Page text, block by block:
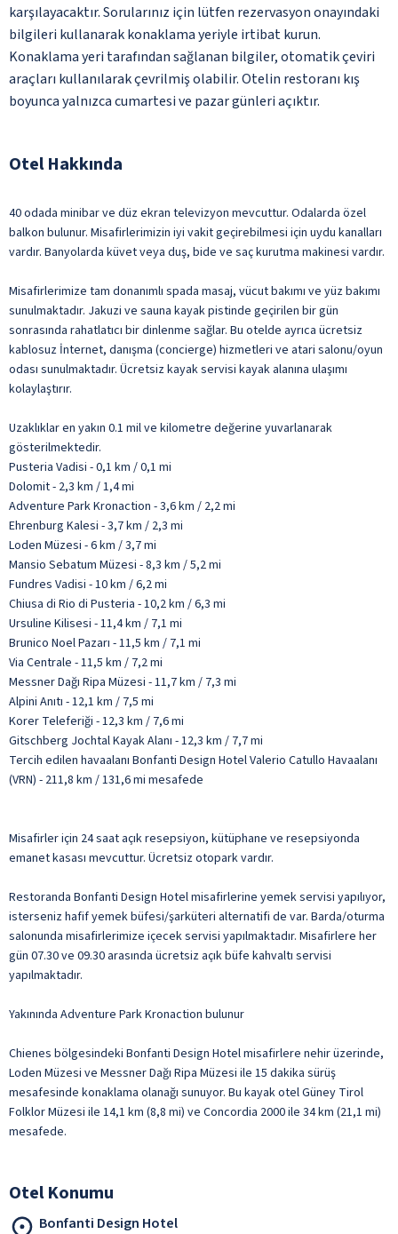
karşılayacaktır. Sorularınız için lütfen rezervasyon onayındaki
bilgileri kullanarak konaklama yeriyle irtibat kurun.
Konaklama yeri tarafından sağlanan bilgiler, otomatik çeviri
araçları kullanılarak çevrilmiş olabilir. Otelin restoranı kış
boyunca yalnızca cumartesi ve pazar günleri açıktır.
Otel Hakkında
40 odada minibar ve düz ekran televizyon mevcuttur. Odalarda özel
balkon bulunur. Misafirlerimizin iyi vakit geçirebilmesi için uydu kanalları
vardır. Banyolarda küvet veya duş, bide ve saç kurutma makinesi vardır.
Misafirlerimize tam donanımlı spada masaj, vücut bakımı ve yüz bakımı
sunulmaktadır. Jakuzi ve sauna kayak pistinde geçirilen bir gün
sonrasında rahatlatıcı bir dinlenme sağlar. Bu otelde ayrıca ücretsiz
kablosuz İnternet, danışma (concierge) hizmetleri ve atari salonu/oyun
odası sunulmaktadır. Ücretsiz kayak servisi kayak alanına ulaşımı
kolaylaştırır.
Uzaklıklar en yakın 0.1 mil ve kilometre değerine yuvarlanarak
gösterilmektedir.
Pusteria Vadisi - 0,1 km / 0,1 mi
Dolomit - 2,3 km / 1,4 mi
Adventure Park Kronaction - 3,6 km / 2,2 mi
Ehrenburg Kalesi - 3,7 km / 2,3 mi
Loden Müzesi - 6 km / 3,7 mi
Mansio Sebatum Müzesi - 8,3 km / 5,2 mi
Fundres Vadisi - 10 km / 6,2 mi
Chiusa di Rio di Pusteria - 10,2 km / 6,3 mi
Ursuline Kilisesi - 11,4 km / 7,1 mi
Brunico Noel Pazarı - 11,5 km / 7,1 mi
Via Centrale - 11,5 km / 7,2 mi
Messner Dağı Ripa Müzesi - 11,7 km / 7,3 mi
Alpini Anıtı - 12,1 km / 7,5 mi
Korer Teleferiği - 12,3 km / 7,6 mi
Gitschberg Jochtal Kayak Alanı - 12,3 km / 7,7 mi
Tercih edilen havaalanı Bonfanti Design Hotel Valerio Catullo Havaalanı
(VRN) - 211,8 km / 131,6 mi mesafede
Misafirler için 24 saat açık resepsiyon, kütüphane ve resepsiyonda
emanet kasası mevcuttur. Ücretsiz otopark vardır.
Restoranda Bonfanti Design Hotel misafirlerine yemek servisi yapılıyor,
isterseniz hafif yemek büfesi/şarküteri alternatifi de var. Barda/oturma
salonunda misafirlerimize içecek servisi yapılmaktadır. Misafirlere her
gün 07.30 ve 09.30 arasında ücretsiz açık büfe kahvaltı servisi
yapılmaktadır.
Yakınında Adventure Park Kronaction bulunur
Chienes bölgesindeki Bonfanti Design Hotel misafirlere nehir üzerinde,
Loden Müzesi ve Messner Dağı Ripa Müzesi ile 15 dakika sürüş
mesafesinde konaklama olanağı sunuyor. Bu kayak otel Güney Tirol
Folklor Müzesi ile 14,1 km (8,8 mi) ve Concordia 2000 ile 34 km (21,1 mi)
mesafede.
Otel Konumu
Bonfanti Design Hotel